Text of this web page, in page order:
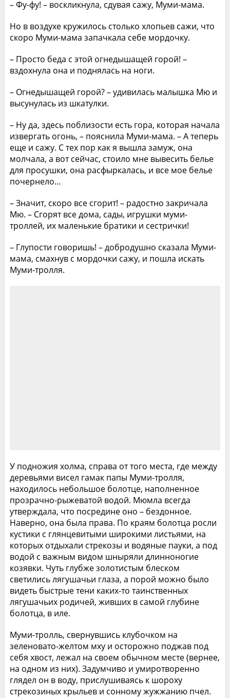
– Фу-фу! – воскликнула, сдувая сажу, Муми-мама.
Но в воздухе кружилось столько хлопьев сажи, что
скоро Муми-мама запачкала себе мордочку.
– Просто беда с этой огнедышащей горой! –
вздохнула она и поднялась на ноги.
– Огнедышащей горой? – удивилась малышка Мю и
высунулась из шкатулки.
– Ну да, здесь поблизости есть гора, которая начала
извергать огонь, – пояснила Муми-мама. – А теперь
еще и сажу. С тех пор как я вышла замуж, она
молчала, а вот сейчас, стоило мне вывесить белье
для просушки, она расфыркалась, и все мое белье
почернело…
– Значит, скоро все сгорит! – радостно закричала
Мю. – Сгорят все дома, сады, игрушки муми-
троллей, их маленькие братики и сестрички!
– Глупости говоришь! – добродушно сказала Муми-
мама, смахнув с мордочки сажу, и пошла искать
Муми-тролля.
У подножия холма, справа от того места, где между
деревьями висел гамак папы Муми-тролля,
находилось небольшое болотце, наполненное
прозрачно-рыжеватой водой. Мюмла всегда
утверждала, что посредине оно – бездонное.
Наверно, она была права. По краям болотца росли
кустики с глянцевитыми широкими листьями, на
которых отдыхали стрекозы и водяные пауки, а под
водой с важным видом шныряли длинноногие
козявки. Чуть глубже золотистым блеском
светились лягушачьи глаза, а порой можно было
видеть быстрые тени каких-то таинственных
лягушачьих родичей, живших в самой глубине
болотца, в иле.
Муми-тролль, свернувшись клубочком на
зеленовато-желтом мху и осторожно поджав под
себя хвост, лежал на своем обычном месте (вернее,
на одном из них). Задумчиво и умиротворенно
глядел он в воду, прислушиваясь к шороху
стрекозиных крыльев и сонному жужжанию пчел.